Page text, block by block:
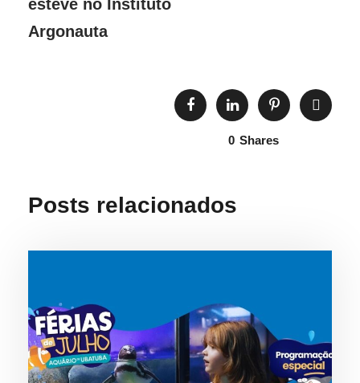
esteve no Instituto
Argonauta
0 Shares
Posts relacionados